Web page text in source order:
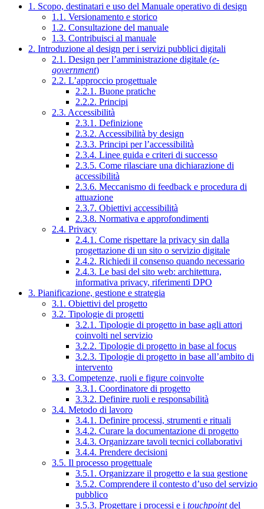
1. Scopo, destinatari e uso del Manuale operativo di design
1.1. Versionamento e storico
1.2. Consultazione del manuale
1.3. Contribuisci al manuale
2. Introduzione al design per i servizi pubblici digitali
2.1. Design per l’amministrazione digitale (e-
government)
2.2. L’approccio progettuale
2.2.1. Buone pratiche
2.2.2. Principi
2.3. Accessibilità
2.3.1. Definizione
2.3.2. Accessibilità by design
2.3.3. Principi per l’accessibilità
2.3.4. Linee guida e criteri di successo
2.3.5. Come rilasciare una dichiarazione di
accessibilità
2.3.6. Meccanismo di feedback e procedura di
attuazione
2.3.7. Obiettivi accessibilità
2.3.8. Normativa e approfondimenti
2.4. Privacy
2.4.1. Come rispettare la privacy sin dalla
progettazione di un sito o servizio digitale
2.4.2. Richiedi il consenso quando necessario
2.4.3. Le basi del sito web: architettura,
informativa privacy, riferimenti DPO
3. Pianificazione, gestione e strategia
3.1. Obiettivi del progetto
3.2. Tipologie di progetti
3.2.1. Tipologie di progetto in base agli attori
coinvolti nel servizio
3.2.2. Tipologie di progetto in base al focus
3.2.3. Tipologie di progetto in base all’ambito di
intervento
3.3. Competenze, ruoli e figure coinvolte
3.3.1. Coordinatore di progetto
3.3.2. Definire ruoli e responsabilità
3.4. Metodo di lavoro
3.4.1. Definire processi, strumenti e rituali
3.4.2. Curare la documentazione di progetto
3.4.3. Organizzare tavoli tecnici collaborativi
3.4.4. Prendere decisioni
3.5. Il processo progettuale
3.5.1. Organizzare il progetto e la sua gestione
3.5.2. Comprendere il contesto d’uso del servizio
pubblico
3.5.3. Progettare i processi e i touchpointdel